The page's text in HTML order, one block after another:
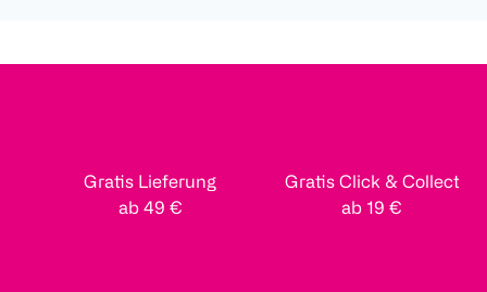
Gratis Lieferung
ab 49 €
Gratis Click & Collect
ab 19 €